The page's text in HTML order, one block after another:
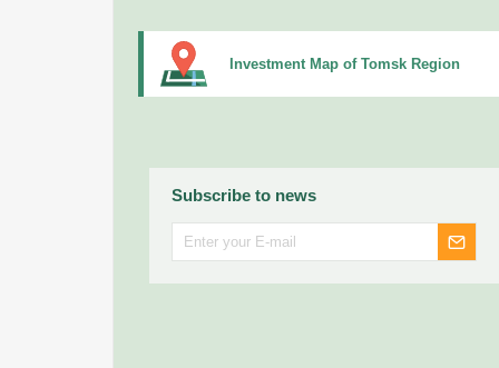
Investment Map of Tomsk Region
Subscribe to news